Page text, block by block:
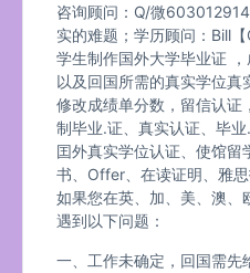
咨询顾问：Q/微
实的难题；学历顾问：Bill
学生制作国外大学毕业证
以及回国所需的真实学位真
修改成绩单分数，留信认证
制毕业.证、真实认证、毕业
囯外真实学位认证、使馆留
书、Offer、在读证明、雅
如果您在英、加、美、澳、
遇到以下问题：
一、工作未确定，回国需先